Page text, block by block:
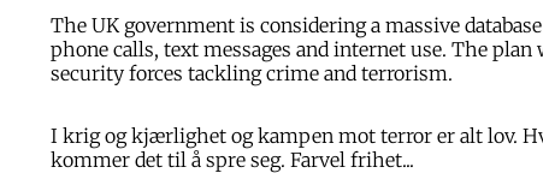
The UK government is considering a massive
phone calls, text messages and internet use. The plan
security forces tackling crime and terrorism.
I krig og kjærlighet og kampen mot terror er alt lov.
kommer det til å spre seg. Farvel frihet...